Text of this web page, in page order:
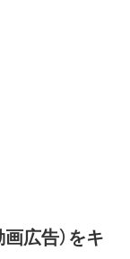
画広告）をキ